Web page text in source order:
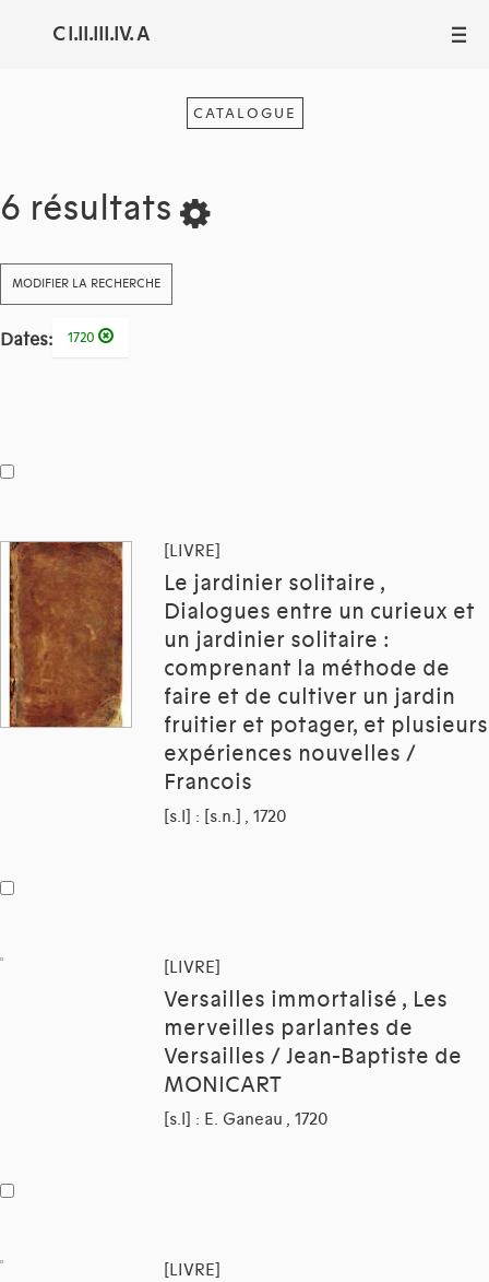
C I.II.III.IV. A III
CATALOGUE
6 résultats
MODIFIER LA RECHERCHE
Dates: 1720
[LIVRE]
Le jardinier solitaire ,
Dialogues entre un curieux et
un jardinier solitaire :
comprenant la méthode de
faire et de cultiver un jardin
fruitier et potager, et plusieurs
expériences nouvelles /
Francois
[s.l] : [s.n.] , 1720
[LIVRE]
Versailles immortalisé , Les
merveilles parlantes de
Versailles / Jean-Baptiste de
MONICART
[s.l] : E. Ganeau , 1720
[LIVRE]